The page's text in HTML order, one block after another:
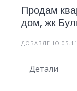
Продам
дом, жк
ДОБАВЛЕНО
Детали